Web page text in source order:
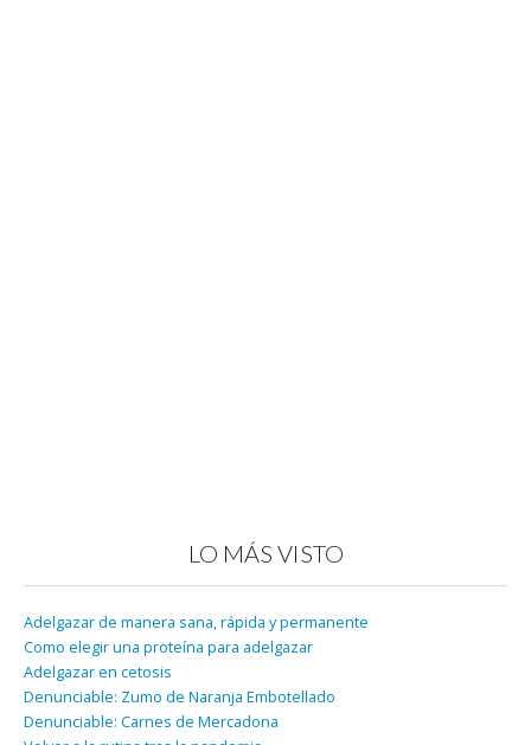
LO MÁS VISTO
Adelgazar de manera sana, rápida y permanente
Como elegir una proteína para adelgazar
Adelgazar en cetosis
Denunciable: Zumo de Naranja Embotellado
Denunciable: Carnes de Mercadona